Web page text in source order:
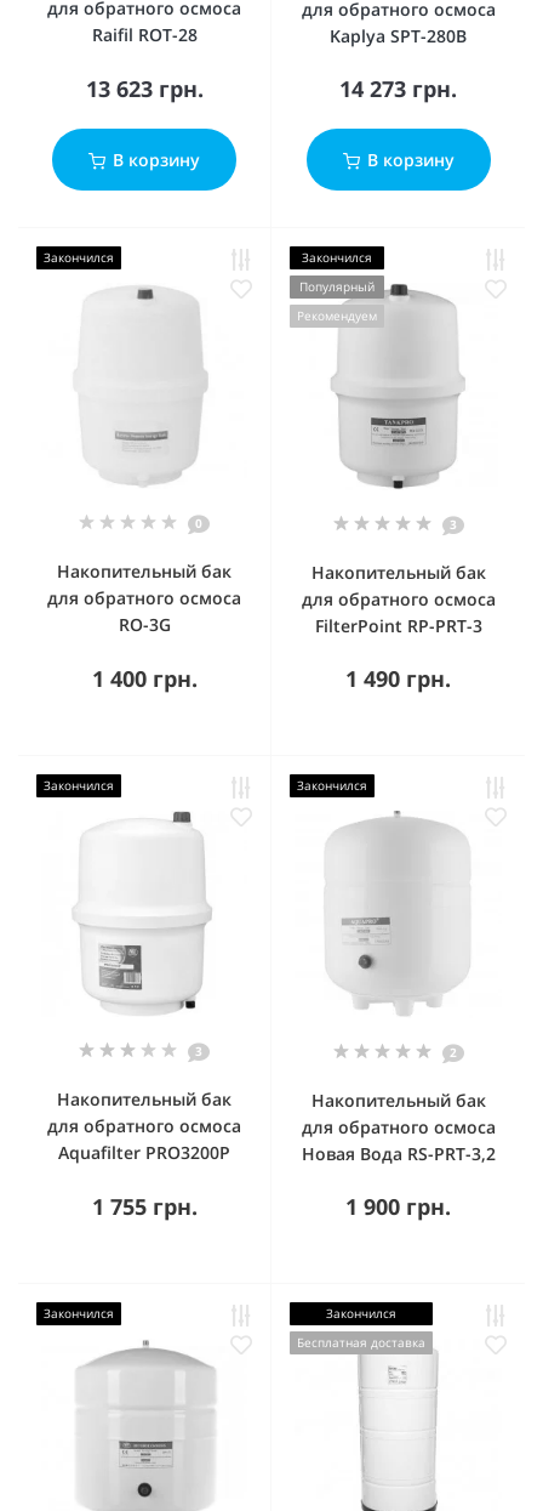
для обратного осмоса
Raifil ROT-28
13 623 грн.
В корзину
для обратного осмоса
Kaplya SPT-280B
14 273 грн.
В корзину
Закончился
0
Накопительный бак
для обратного осмоса
RO-3G
1 400 грн.
Закончился
Популярный
Рекомендуем
3
Накопительный бак
для обратного осмоса
FilterPoint RP-PRT-3
1 490 грн.
Закончился
3
Накопительный бак
для обратного осмоса
Aquafilter PRO3200P
1 755 грн.
Закончился
2
Накопительный бак
для обратного осмоса
Новая Вода RS-PRT-3,2
1 900 грн.
Закончился
Закончился
Бесплатная доставка